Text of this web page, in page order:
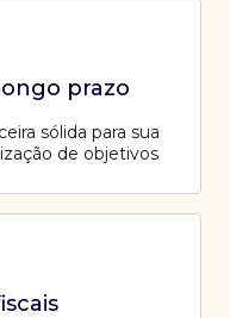
prazo
sólida para sua
de objetivos